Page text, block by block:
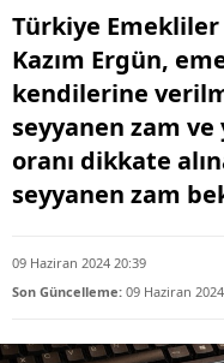
Türkiye Emekliler
Kazım Ergün,
kendilerine
seyyanen zam ve
oranı dikkate
seyyanen zam
09 Haziran 2024 20:39
Son Güncelleme: 09 Haziran